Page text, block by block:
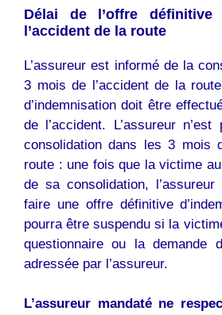
Délai de l’offre définitive
l’accident de la route
L’assureur est informé de la
3 mois de l’accident de la
d’indemnisation doit être
de l’accident. L’assureur
consolidation dans les 3 mois
route : une fois que la victime
de sa consolidation,
faire une offre définitive
pourra être suspendu si la
questionnaire ou la demande
adressée par l’assureur.
L’assureur mandaté ne